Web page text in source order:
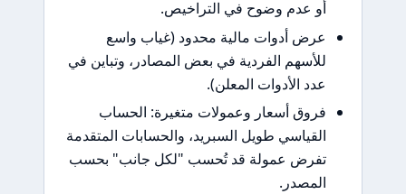
أو عدم وضوح في التراخيص.
عرض أدوات مالية محدود (غياب واسع
للأسهم الفردية في بعض المصادر، وتباين في
عدد الأدوات المعلن).
فروق أسعار وعمولات متغيرة: الحساب
القياسي طويل السبريد، والحسابات المتقدمة
تفرض عمولة قد تُحسب "لكل جانب" بحسب
المصدر.